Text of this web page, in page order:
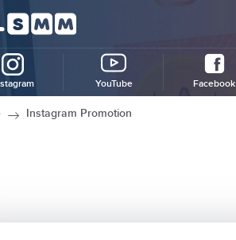
YouTube Facebook
Instagram Promotion